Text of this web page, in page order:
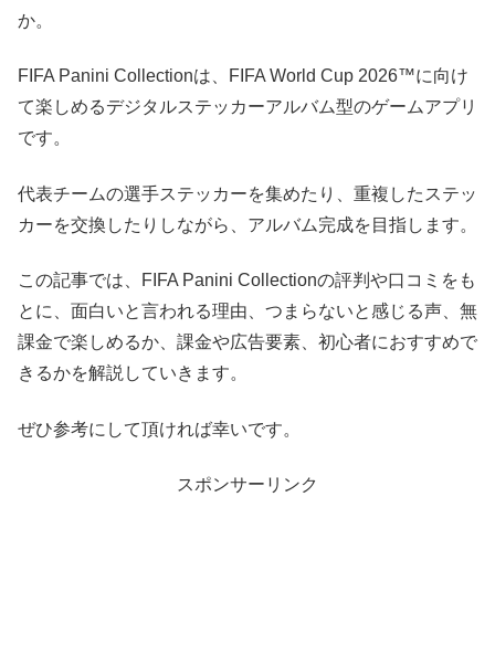
か。
FIFA Panini Collectionは、FIFA World Cup 2026™に向け
て楽しめるデジタルステッカーアルバム型のゲームアプリ
です。
代表チームの選手ステッカーを集めたり、重複したステッ
カーを交換したりしながら、アルバム完成を目指します。
この記事では、FIFA Panini Collectionの評判や口コミをも
とに、面白いと言われる理由、つまらないと感じる声、無
課金で楽しめるか、課金や広告要素、初心者におすすめで
きるかを解説していきます。
ぜひ参考にして頂ければ幸いです。
スポンサーリンク